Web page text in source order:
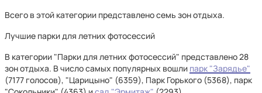
Всего в этой категории представлено семь зон отдыха.
Лучшие парки для летних фотосессий
В категории "Парки для летних фотосессий" представлено 28
зон отдыха. В число самых популярных вошли парк "Зарядье"
(7177 голосов), "Царицыно" (6359), Парк Горького (5368), парк